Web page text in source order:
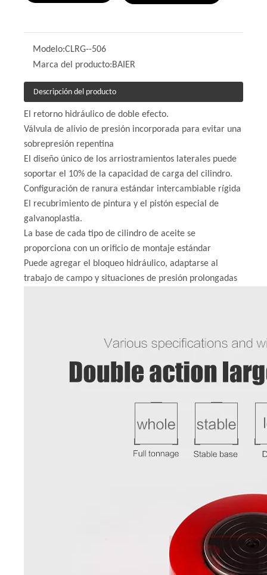
Modelo:CLRG--506
Marca del producto:BAIER
Descripción del producto
El retorno hidráulico de doble efecto.
Válvula de alivio de presión incorporada para evitar una
sobrepresión repentina
El diseño único de los arriostramientos laterales puede
soportar el 10% de la capacidad de carga del cilindro.
Configuración de ranura estándar intercambiable rígida
El recubrimiento de pintura y el pistón especial de
galvanoplastia.
La base de cada tipo de cilindro de aceite se
proporciona con un orificio de montaje estándar
Puede agregar el bloqueo hidráulico, adaptarse al
trabajo de campo y situaciones de presión prolongadas